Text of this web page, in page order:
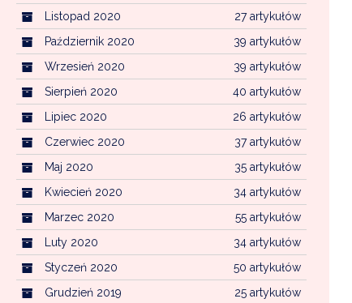
27 artykułów
Listopad 2020
39 artykułów
Październik 2020
39 artykułów
Wrzesień 2020
40 artykułów
Sierpień 2020
26 artykułów
Lipiec 2020
37 artykułów
Czerwiec 2020
35 artykułów
Maj 2020
34 artykułów
Kwiecień 2020
55 artykułów
Marzec 2020
34 artykułów
Luty 2020
50 artykułów
Styczeń 2020
25 artykułów
Grudzień 2019